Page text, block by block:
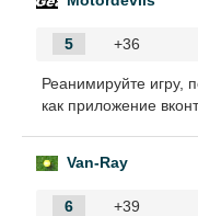
5 +36
Реанимируйте игру,
как приложение
Van-Ray
6 +39